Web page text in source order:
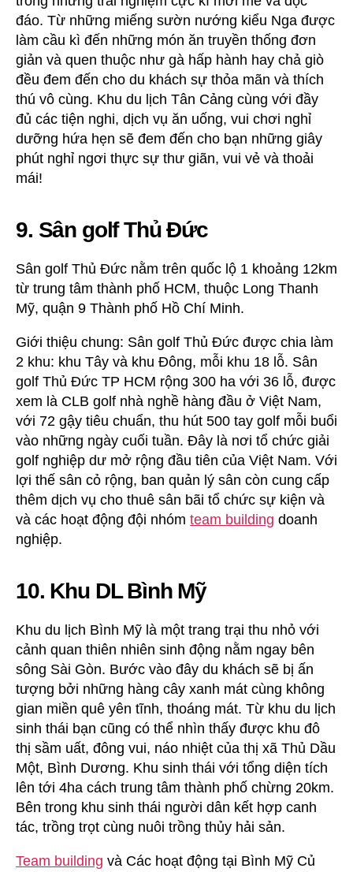
đáo. Từ những miếng sườn nướng kiểu Nga được
làm cầu kì đến những món ăn truyền thống đơn
giản và quen thuộc như gà hấp hành hay chả giò
đều đem đến cho du khách sự thỏa mãn và thích
thú vô cùng. Khu du lịch Tân Cảng cùng với đầy
đủ các tiện nghi, dịch vụ ăn uống, vui chơi nghỉ
dưỡng hứa hẹn sẽ đem đến cho bạn những giây
phút nghỉ ngơi thực sự thư giãn, vui vẻ và thoải
mái!
9. Sân golf Thủ Đức
Sân golf Thủ Đức nằm trên quốc lộ 1 khoảng 12km
từ trung tâm thành phố HCM, thuộc Long Thanh
Mỹ, quận 9 Thành phố Hồ Chí Minh.
Giới thiệu chung: Sân golf Thủ Đức được chia làm
2 khu: khu Tây và khu Đông, mỗi khu 18 lỗ. Sân
golf Thủ Đức TP HCM rộng 300 ha với 36 lỗ, được
xem là CLB golf nhà nghề hàng đầu ở Việt Nam,
với 72 gậy tiêu chuẩn, thu hút 500 tay golf mỗi buổi
vào những ngày cuối tuần. Đây là nơi tổ chức giải
golf nghiệp dư mở rộng đầu tiên của Việt Nam. Với
lợi thế sân cỏ rộng, ban quản lý sân còn cung cấp
thêm dịch vụ cho thuê sân bãi tổ chức sự kiện và
và các hoạt động đội nhóm team building doanh
nghiệp.
10. Khu DL Bình Mỹ
Khu du lịch Bình Mỹ là một trang trại thu nhỏ với
cảnh quan thiên nhiên sinh động nằm ngay bên
sông Sài Gòn. Bước vào đây du khách sẽ bị ấn
tượng bởi những hàng cây xanh mát cùng không
gian miền quê yên tĩnh, thoáng mát. Từ khu du lịch
sinh thái bạn cũng có thể nhìn thấy được khu đô
thị sầm uất, đông vui, náo nhiệt của thị xã Thủ Dầu
Một, Bình Dương. Khu sinh thái với tổng diện tích
lên tới 4ha cách trung tâm thành phố chừng 20km.
Bên trong khu sinh thái người dân kết hợp canh
tác, trồng trọt cùng nuôi trồng thủy hải sản.
Team building và Các hoạt động tại Bình Mỹ Củ